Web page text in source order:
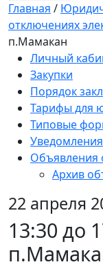
Главная /
отключениях
п.Мамакан
Личный
Закупки
Порядок
Тарифы для
Типовые
Объявления
Архив
22 апреля
13:30 до